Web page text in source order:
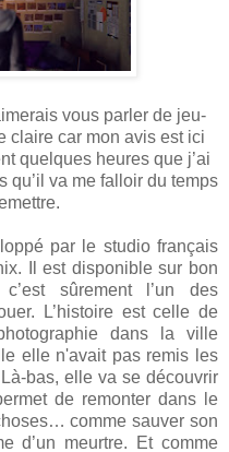
vous parler de jeu-
claire car mon avis est ici
quelques heures que j’ai
qu’il va me falloir du temps
par le studio français
Il est disponible sur bon
sûrement l’un des
L’histoire est celle de
dans la ville
elle n'avait pas remis les
bas, elle va se découvrir
de remonter dans le
comme sauver son
d’un meurtre. Et comme